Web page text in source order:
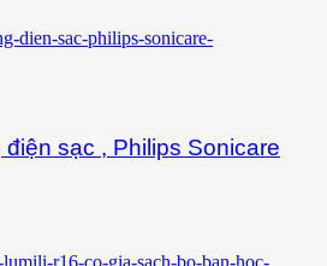
sạc , Philips Sonicare